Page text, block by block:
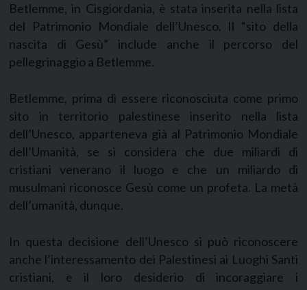
Betlemme, in Cisgiordania, è stata inserita nella lista
del Patrimonio Mondiale dell’Unesco. Il “sito della
nascita di Gesù” include anche il percorso del
pellegrinaggio a Betlemme.
Betlemme, prima di essere riconosciuta come primo
sito in territorio palestinese inserito nella lista
dell’Unesco, apparteneva già al Patrimonio Mondiale
dell’Umanità, se si considera che due miliardi di
cristiani venerano il luogo e che un miliardo di
musulmani riconosce Gesù come un profeta. La metà
dell’umanità, dunque.
In questa decisione dell’Unesco si può riconoscere
anche l’interessamento dei Palestinesi ai Luoghi Santi
cristiani, e il loro desiderio di incoraggiare i